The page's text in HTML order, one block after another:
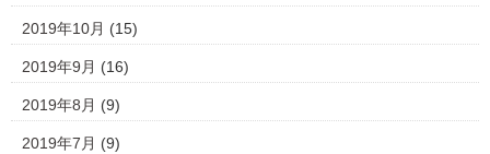
2019年10月 (15)
2019年9月 (16)
2019年8月 (9)
2019年7月 (9)